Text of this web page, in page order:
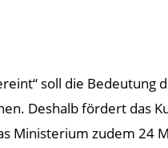
soll die Bedeutung
Deshalb fördert das
Ministerium zudem 24